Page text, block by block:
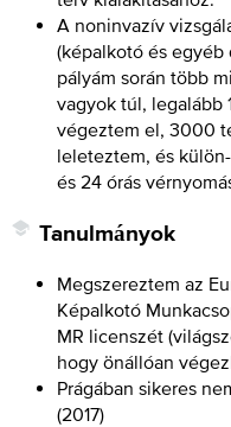
A noninvazív
(képalkotó és egyéb
pályám során több
vagyok túl, legalább
végeztem el, 3000
leleteztem, és
és 24 órás
Tanulmányok
Megszereztem az
Képalkotó
MR licenszét
hogy önállóan
Prágában sikeres
(2017)